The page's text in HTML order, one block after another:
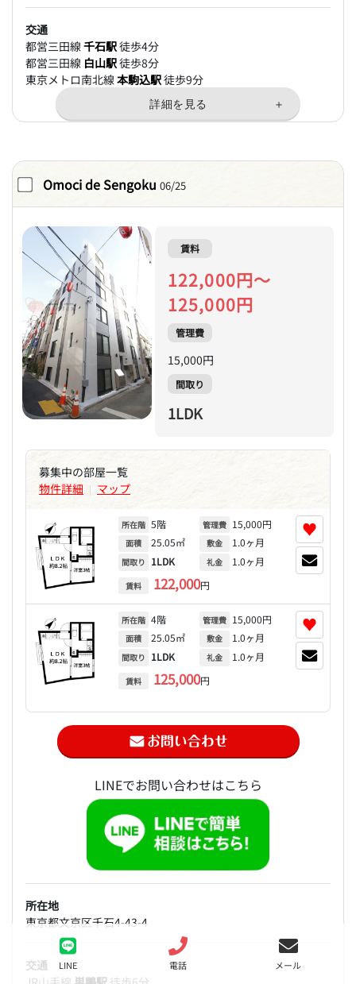
LINE 電話 メール
交通
都営三田線千石駅徒歩4分
都営三田線 白山駅徒歩8分
東京メトロ南北線本駒込駅徒歩9分
Omoci de Sengoku 06/25
賃料
122,000円～
125,000円
管理費
15,000円
間取り
1LDK
募集中の部屋一覧
物件詳細 | マップ
所在階 5階
面積 25.05㎡
間取り 1LDK
賃料 122,000円
管理費 15,000円
敷金 1.0ヶ月
礼金 1.0ヶ月
♥
所在階 4階
面積 25.05㎡
間取り 1LDK
賃料 125,000円
管理費 15,000円
敷金 1.0ヶ月
礼金 1.0ヶ月
♥
LINEでお問い合わせはこちら
所在地
東京都文京区千石4-43-4
交通